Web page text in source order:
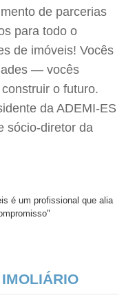
de parcerias
para todo o
de imóveis! Vocês
— vocês
o futuro.
da ADEMI-ES
sócio-diretor da
é um profissional que alia